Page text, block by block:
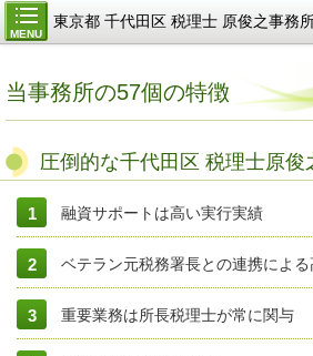
MENU
東京都 千代田区 税理士 原俊之事務
当事務所の57個の特徴
圧倒的な千代田区 税理士原俊
融資サポートは高い実行実績
ベテラン元税務署長との連携によ
重要業務は所長税理士が常に関与